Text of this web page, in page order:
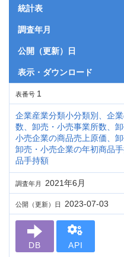
統計表
調査年月
公開（更新）日
表示・ダウンロード
表番号 1
企業産業分類小分類別、企
数、卸売・小売事業所数、
小売企業の商品売上原価、
卸売・小売企業の年初商品
品手持額
調査年月 2021年6月
公開（更新）日 2023-07-03
DB API